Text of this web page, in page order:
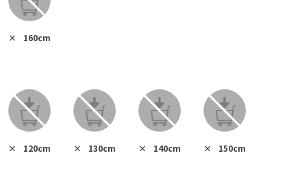
× 160cm
× 120cm × 130cm × 140cm × 150cm